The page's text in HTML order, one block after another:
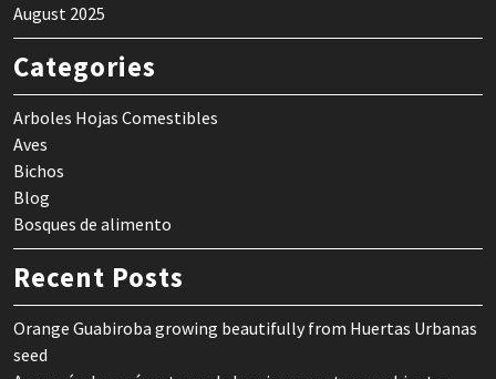
August 2025
Categories
Arboles Hojas Comestibles
Aves
Bichos
Blog
Bosques de alimento
Recent Posts
Orange Guabiroba growing beautifully from Huertas Urbanas
seed